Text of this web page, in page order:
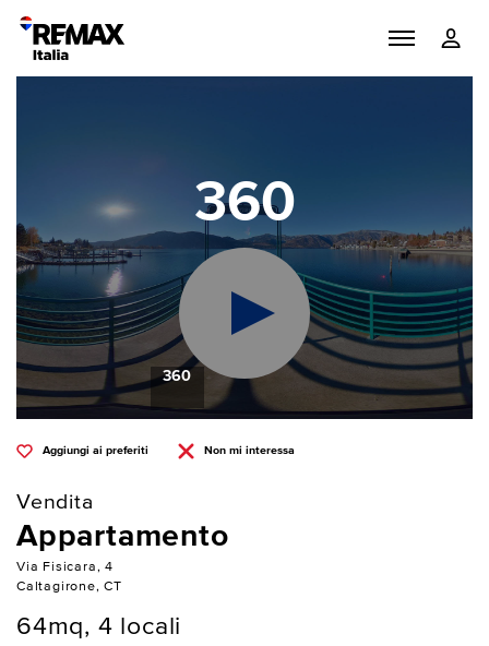
360
360
Aggiungi ai preferiti Non mi interessa
Vendita
Appartamento
Via Fisicara, 4
Caltagirone, CT
64mq, 4 locali